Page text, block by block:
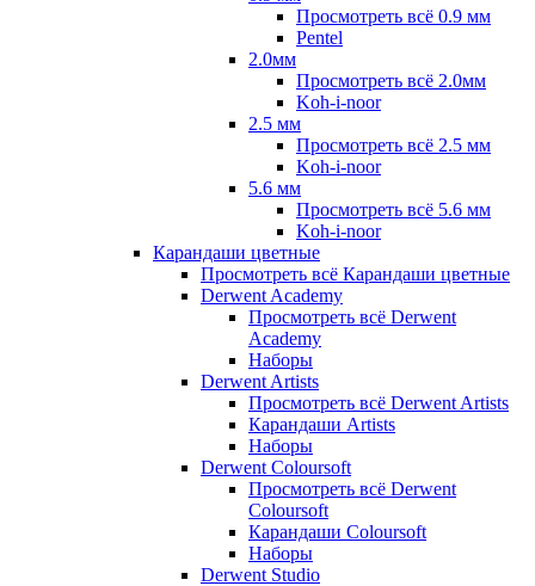
Просмотреть всё 0.9 мм
Pentel
2.0мм
Просмотреть всё 2.0мм
Koh-i-noor
2.5 мм
Просмотреть всё 2.5 мм
Koh-i-noor
5.6 мм
Просмотреть всё 5.6 мм
Koh-i-noor
Карандаши цветные
Просмотреть всё Карандаши цветные
Derwent Academy
Просмотреть всё Derwent
Academy
Наборы
Derwent Artists
Просмотреть всё Derwent Artists
Карандаши Artists
Наборы
Derwent Coloursoft
Просмотреть всё Derwent
Coloursoft
Карандаши Coloursoft
Наборы
Derwent Studio